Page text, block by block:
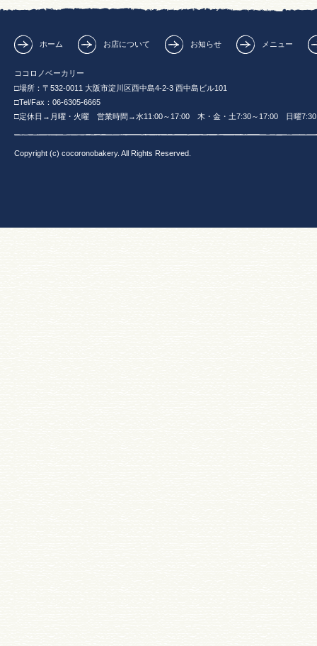
ホーム お店について お知らせ メニュー
ココロノベーカリー
□場所：〒532-0011 大阪市淀川区西中島4-2-3 西中島ビル101
□Tel/Fax：06-6305-6665
□定休日→月曜・火曜 営業時間→水11:00～17:00 木・金・土7:30～17:00 日曜7:30
Copyright (c) cocoronobakery. All Rights Reserved.